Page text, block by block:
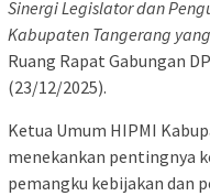
Sinergi Legislator dan
Kabupaten Tangerang
Ruang Rapat Gabungan
(23/12/2025).
Ketua Umum HIPMI
menekankan pentingnya
pemangku kebijakan dan